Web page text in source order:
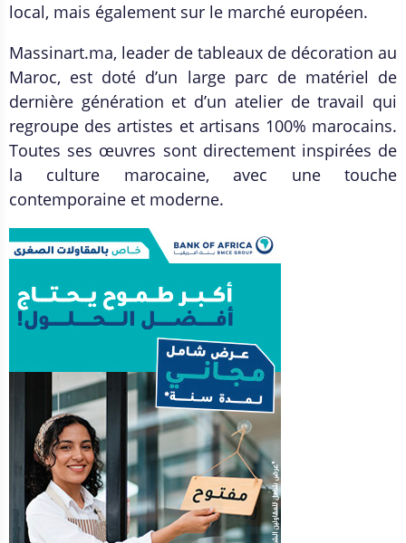
local, mais également sur le marché européen.
Massinart.ma, leader de tableaux de décoration au
Maroc, est doté d’un large parc de matériel de
dernière génération et d’un atelier de travail qui
regroupe des artistes et artisans 100% marocains.
Toutes ses œuvres sont directement inspirées de
la culture marocaine, avec une touche
contemporaine et moderne.